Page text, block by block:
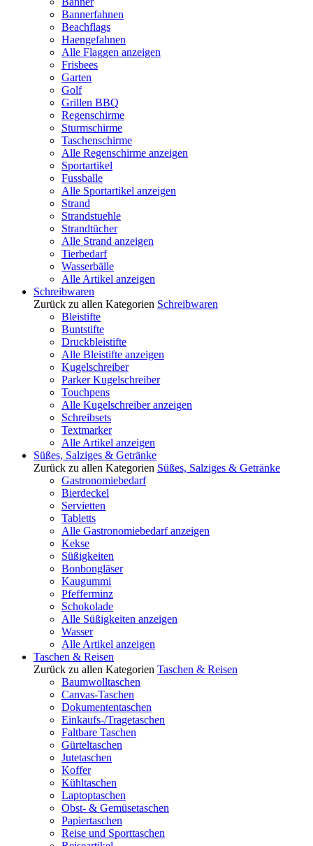
Bannerfahnen
Beachflags
Haengefahnen
Alle Flaggen anzeigen
Frisbees
Garten
Golf
Grillen BBQ
Regenschirme
Sturmschirme
Taschenschirme
Alle Regenschirme anzeigen
Sportartikel
Fussballe
Alle Sportartikel anzeigen
Strand
Strandstuehle
Strandtücher
Alle Strand anzeigen
Tierbedarf
Wasserbälle
Alle Artikel anzeigen
Schreibwaren
Zurück zu allen Kategorien Schreibwaren
Bleistifte
Buntstifte
Druckbleistifte
Alle Bleistifte anzeigen
Kugelschreiber
Parker Kugelschreiber
Touchpens
Alle Kugelschreiber anzeigen
Schreibsets
Textmarker
Alle Artikel anzeigen
Süßes, Salziges & Getränke
Zurück zu allen Kategorien Süßes, Salziges & Getränke
Gastronomiebedarf
Bierdeckel
Servietten
Tabletts
Alle Gastronomiebedarf anzeigen
Kekse
Süßigkeiten
Bonbongläser
Kaugummi
Pfefferminz
Schokolade
Alle Süßigkeiten anzeigen
Wasser
Alle Artikel anzeigen
Taschen & Reisen
Zurück zu allen Kategorien Taschen & Reisen
Baumwolltaschen
Canvas-Taschen
Dokumententaschen
Einkaufs-/Tragetaschen
Faltbare Taschen
Gürteltaschen
Jutetaschen
Koffer
Kühltaschen
Laptoptaschen
Obst- & Gemüsetaschen
Papiertaschen
Reise und Sporttaschen